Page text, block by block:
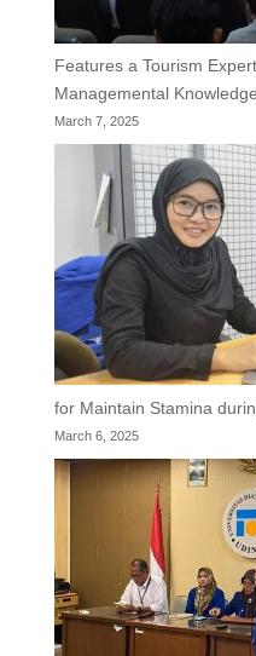
Features a Tourism
Managemental
March 7, 2025
for Maintain Stamina
March 6, 2025